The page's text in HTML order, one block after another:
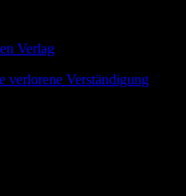
Verlag
verlorene Verständigung